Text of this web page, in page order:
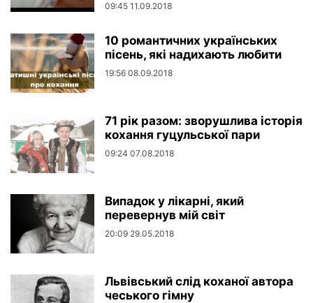
09:45 11.09.2018
10 романтичних українських
пісень, які надихають любити
19:56 08.09.2018
71 рік разом: зворушлива історія
кохання гуцульської пари
09:24 07.08.2018
Випадок у лікарні, який
перевернув мій світ
20:09 29.05.2018
Львівський слід коханої автора
чеського гімну